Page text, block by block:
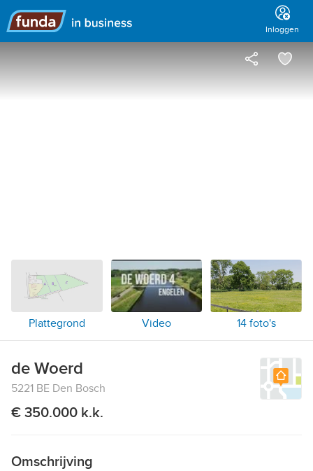
Hoofdmenu
Inloggen
Plattegrond Video 14 foto's
de Woerd
5221 BE Den Bosch
€ 350.000 k.k.
Omschrijving